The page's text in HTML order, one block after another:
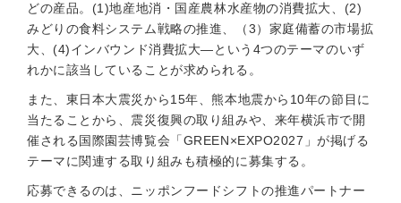
どの産品。(1)地産地消・国産農林水産物の消費拡大、(2)
みどりの食料システム戦略の推進、（3）家庭備蓄の市場拡
大、(4)インバウンド消費拡大—という4つのテーマのいず
れかに該当していることが求められる。
また、東日本大震災から15年、熊本地震から10年の節目に
当たることから、震災復興の取り組みや、来年横浜市で開
催される国際園芸博覧会「GREEN×EXPO2027」が掲げる
テーマに関連する取り組みも積極的に募集する。
応募できるのは、ニッポンフードシフトの推進パートナー